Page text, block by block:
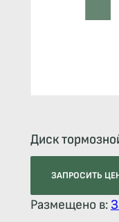
Диск
ЗАПРОСИТЬ
Размещено в: